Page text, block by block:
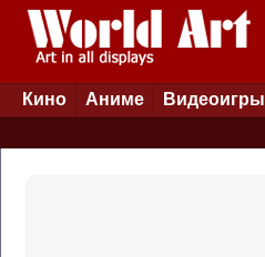
Кино Аниме Видеоигры